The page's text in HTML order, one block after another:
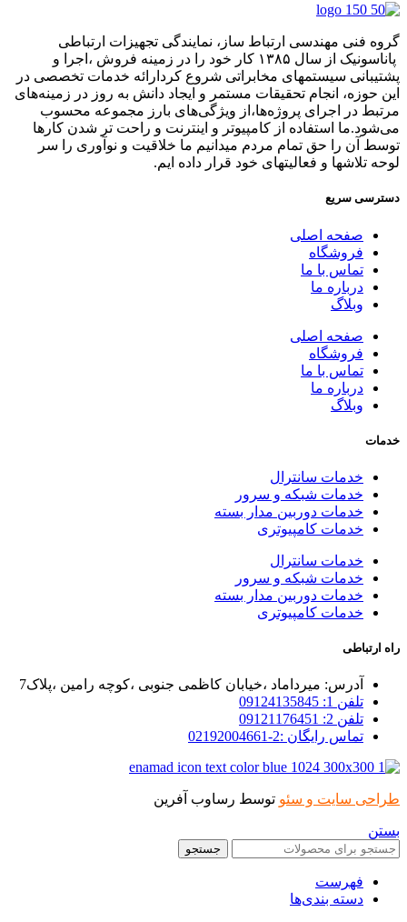
گروه فنی مهندسی ارتباط ساز، نمایندگی تجهیزات ارتباطی
پاناسونیک از سال ۱۳۸۵ کار خود را در زمینه فروش ،اجرا و
پشتیبانی سیستمهای مخابراتی شروع کردارائه خدمات تخصصی در
این حوزه، انجام تحقیقات مستمر و ایجاد دانش به‌ روز در زمینه‌های
مرتبط در اجرای پروژه‌ها،از ویژگی‌های بارز مجموعه محسوب
می‌شود.ما استفاده از کامپیوتر و اینترنت و راحت تر شدن کارها
توسط آن را حق تمام مردم میدانیم ما خلاقیت و نوآوری را سر
لوحه تلاشها و فعالیتهای خود قرار داده ایم.
دسترسی سریع
صفحه اصلی
فروشگاه
تماس با ما
درباره ما
وبلاگ
صفحه اصلی
فروشگاه
تماس با ما
درباره ما
وبلاگ
خدمات
خدمات سانترال
خدمات شبکه و سرور
خدمات دوربین مدار بسته
خدمات کامپیوتری
خدمات سانترال
خدمات شبکه و سرور
خدمات دوربین مدار بسته
خدمات کامپیوتری
راه ارتباطی
آدرس: میرداماد ،خیابان کاظمی جنوبی ،کوچه رامین ،پلاک7
تلفن 1: 09124135845
تلفن 2: 09121176451
تماس رایگان :2-02192004661
طراحی سایت و سئو توسط رساوب آفرین
بستن
جستجو
فهرست
دسته بندی‌ها